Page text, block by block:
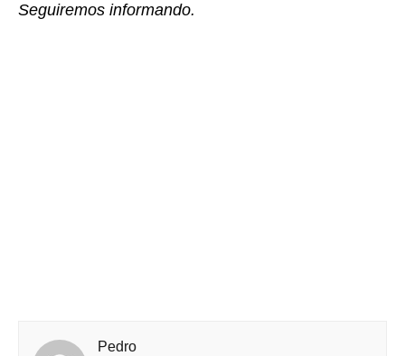
Seguiremos informando.
Pedro